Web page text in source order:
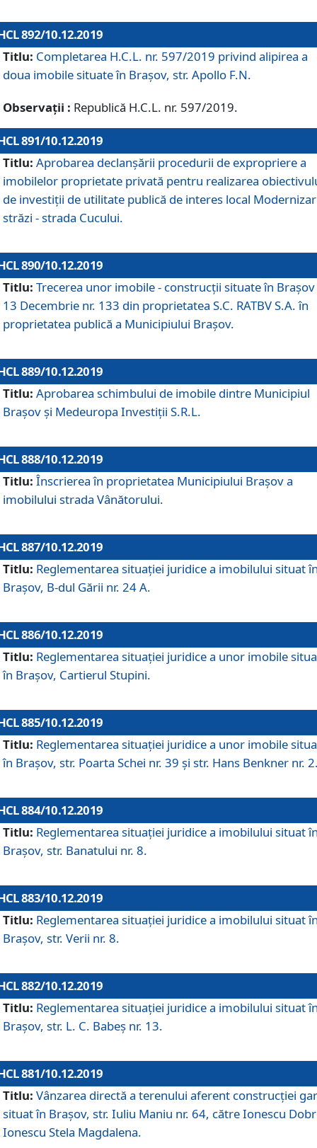
892/10.12.2019
Titlu: Completarea H.C.L. nr. 597/2019 privind alipirea a
doua imobile situate în Brașov, str. Apollo F.N.
Observații : Republică H.C.L. nr. 597/2019.
891/10.12.2019
Titlu: Aprobarea declanșării procedurii de expropriere a
imobilelor proprietate privată pentru realizarea
de investiții de utilitate publică de interes local
străzi - strada Cucului.
890/10.12.2019
Titlu: Trecerea unor imobile - construcții situate în Brașov
13 Decembrie nr. 133 din proprietatea S.C. RATBV S.A. în
proprietatea publică a Municipiului Brașov.
889/10.12.2019
Titlu: Aprobarea schimbului de imobile dintre Municipiul
Brașov și Medeuropa Investiții S.R.L.
888/10.12.2019
Titlu: Înscrierea în proprietatea Municipiului Braşov a
imobilului strada Vânătorului.
887/10.12.2019
Titlu: Reglementarea situației juridice a imobilului situat
Brașov, B-dul Gării nr. 24 A.
886/10.12.2019
Titlu: Reglementarea situaţiei juridice a unor imobile
în Braşov, Cartierul Stupini.
885/10.12.2019
Titlu: Reglementarea situației juridice a unor imobile
în Brașov, str. Poarta Schei nr. 39 și str. Hans Benkner nr.
884/10.12.2019
Titlu: Reglementarea situației juridice a imobilului situat
Brașov, str. Banatului nr. 8.
883/10.12.2019
Titlu: Reglementarea situației juridice a imobilului situat
Brașov, str. Verii nr. 8.
882/10.12.2019
Titlu: Reglementarea situației juridice a imobilului situat
Brașov, str. L. C. Babeș nr. 13.
881/10.12.2019
Titlu: Vânzarea directă a terenului aferent construcției
situat în Brașov, str. Iuliu Maniu nr. 64, către Ionescu
Ionescu Stela Magdalena.